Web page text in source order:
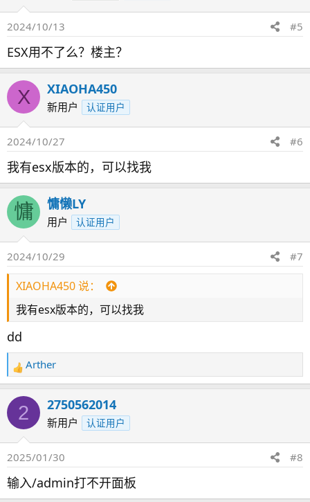
2024/10/13 #5
ESX用不了么？楼主？
X XIAOHA450
新用户 认证用户
2024/10/27 #6
我有esx版本的，可以找我
慵 慵懒LY
用户 认证用户
2024/10/29 #7
XIAOHA450 说：
我有esx版本的，可以找我
dd
反
馈
：
Arther
2 2750562014
新用户 认证用户
2025/01/30 #8
输入/admin打不开面板